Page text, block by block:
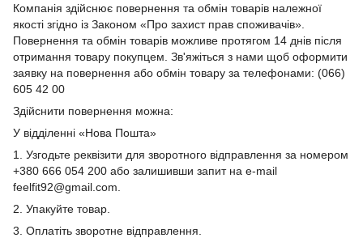
Компанія здійснює повернення та обмін товарів належної
якості згідно із Законом «Про захист прав споживачів».
Повернення та обмін товарів можливе протягом 14 днів після
отримання товару покупцем. Зв'яжіться з нами щоб оформити
заявку на повернення або обмін товару за телефонами: (066)
605 42 00
Здійснити повернення можна:
У відділенні «Нова Пошта»
1. Узгодьте реквізити для зворотного відправлення за номером
+380 666 054 200 або залишивши запит на e-mail
feelfit92@gmail.com.
2. Упакуйте товар.
3. Оплатіть зворотне відправлення.